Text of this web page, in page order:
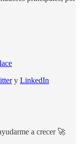
y LinkedIn
a crecer 🚀